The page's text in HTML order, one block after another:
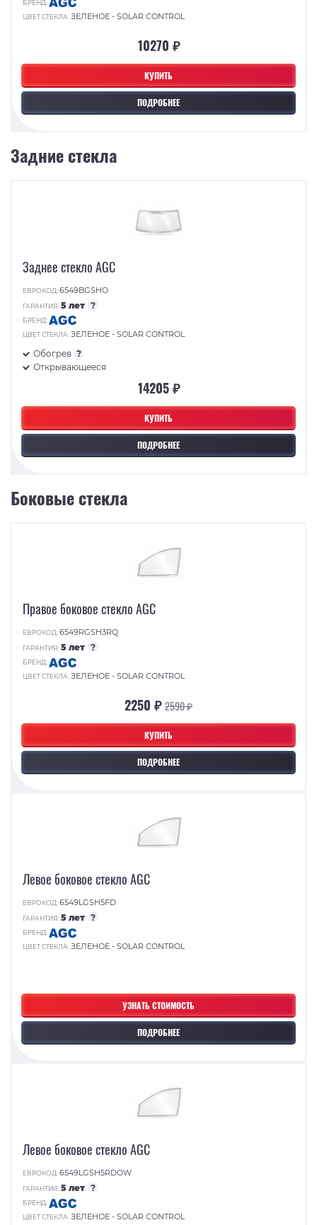
КУПИТЬ
ПОДРОБНЕЕ
БРЕНД:
ЦВЕТ СТЕКЛА:ЗЕЛЕНОЕ - SOLAR CONTROL
10270 ₽
Задние стекла
КУПИТЬ
ПОДРОБНЕЕ
Заднее стекло AGC
ЕВРОКОД:6549BGSHO
ГАРАНТИЯ:5 лет ?
БРЕНД:
ЦВЕТ СТЕКЛА:ЗЕЛЕНОЕ - SOLAR CONTROL
Обогрев ?
Открывающееся
14205 ₽
Боковые стекла
КУПИТЬ
ПОДРОБНЕЕ
Правое боковое стекло AGC
ЕВРОКОД:6549RGSH3RQ
ГАРАНТИЯ:5 лет ?
БРЕНД:
ЦВЕТ СТЕКЛА:ЗЕЛЕНОЕ - SOLAR CONTROL
2250 ₽2590 ₽
УЗНАТЬ СТОИМОСТЬ
ПОДРОБНЕЕ
Левое боковое стекло AGC
ЕВРОКОД:6549LGSH5FD
ГАРАНТИЯ:5 лет ?
БРЕНД:
ЦВЕТ СТЕКЛА:ЗЕЛЕНОЕ - SOLAR CONTROL
Левое боковое стекло AGC
ЕВРОКОД:6549LGSH5RDOW
ГАРАНТИЯ:5 лет ?
БРЕНД:
ЦВЕТ СТЕКЛА:ЗЕЛЕНОЕ - SOLAR CONTROL